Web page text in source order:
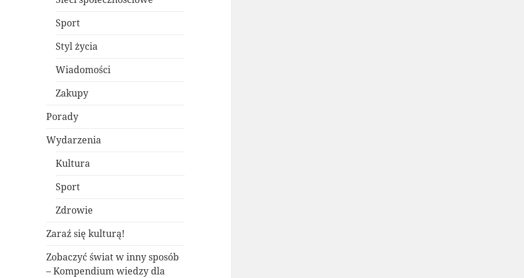
Sport
Styl życia
Wiadomości
Zakupy
Porady
Wydarzenia
Kultura
Sport
Zdrowie
Zaraź się kulturą!
Zobaczyć świat w inny sposób
– Kompendium wiedzy dla